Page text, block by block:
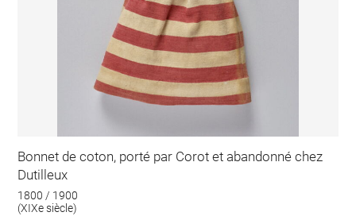
Bonnet de coton, porté par Corot et abandonné chez
Dutilleux
1800 / 1900
(XIXe siècle)